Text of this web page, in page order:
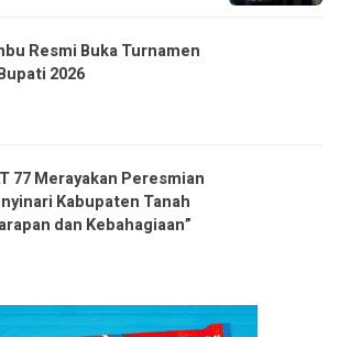
Resmi Buka Turnamen
2026
77 Merayakan Peresmian
Kabupaten Tanah
dan Kebahagiaan”